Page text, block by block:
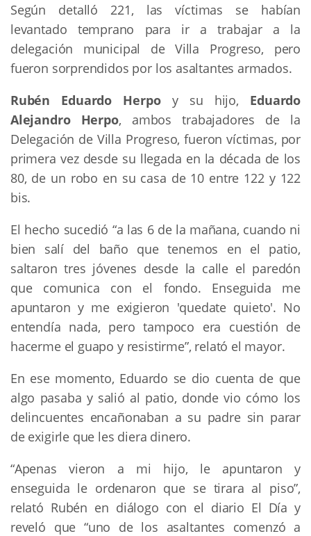
Según detalló 221, las víctimas se habían
levantado temprano para ir a trabajar a la
delegación municipal de Villa Progreso, pero
fueron sorprendidos por los asaltantes armados.
Rubén Eduardo Herpo y su hijo, Eduardo
Alejandro Herpo, ambos trabajadores de la
Delegación de Villa Progreso, fueron víctimas, por
primera vez desde su llegada en la década de los
80, de un robo en su casa de 10 entre 122 y 122
bis.
El hecho sucedió “a las 6 de la mañana, cuando ni
bien salí del baño que tenemos en el patio,
saltaron tres jóvenes desde la calle el paredón
que comunica con el fondo. Enseguida me
apuntaron y me exigieron 'quedate quieto'. No
entendía nada, pero tampoco era cuestión de
hacerme el guapo y resistirme”, relató el mayor.
En ese momento, Eduardo se dio cuenta de que
algo pasaba y salió al patio, donde vio cómo los
delincuentes encañonaban a su padre sin parar
de exigirle que les diera dinero.
“Apenas vieron a mi hijo, le apuntaron y
enseguida le ordenaron que se tirara al piso”,
relató Rubén en diálogo con el diario El Día y
reveló que “uno de los asaltantes comenzó a